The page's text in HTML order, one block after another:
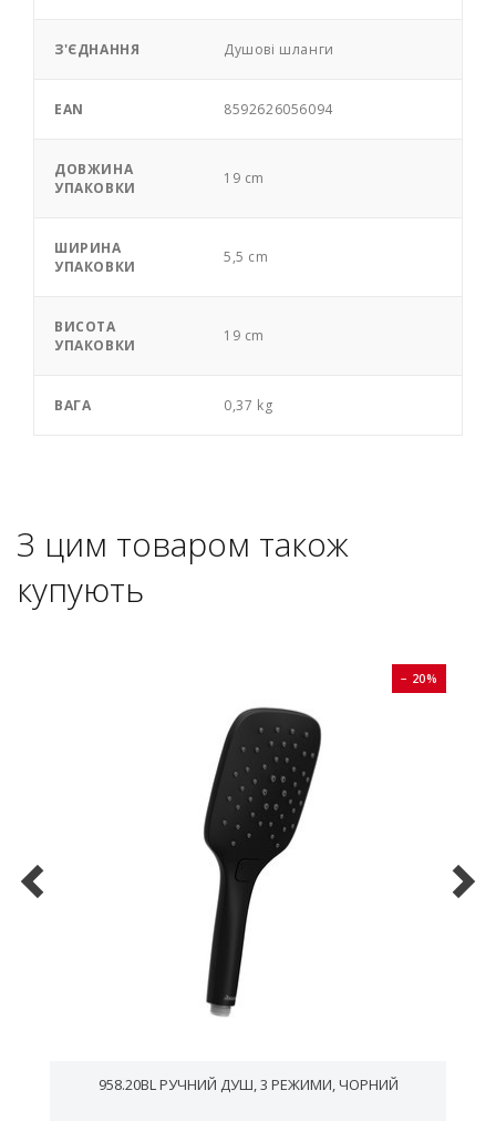
З'ЄДНАННЯ Душові шланги
EAN 8592626056094
ДОВЖИНА
УПАКОВКИ
19 cm
ШИРИНА
УПАКОВКИ
5,5 cm
ВИСОТА
УПАКОВКИ
19 cm
ВАГА 0,37 kg
З цим товаром також
купують
− 20%
958.20BL РУЧНИЙ ДУШ, 3 РЕЖИМИ, ЧОРНИЙ